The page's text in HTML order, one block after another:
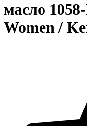
масло
Women /